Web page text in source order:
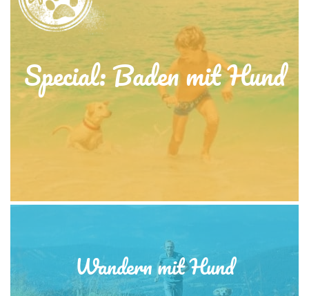
Special: Baden mit Hund
Wandern mit Hund